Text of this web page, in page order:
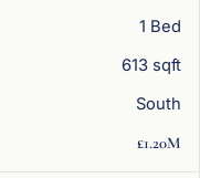
1 Bed
613 sqft
South
£1.20M